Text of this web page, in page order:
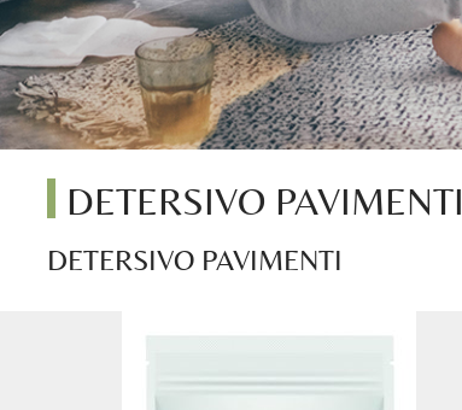
DETERSIVO PAVIMENTI
DETERSIVO PAVIMENTI